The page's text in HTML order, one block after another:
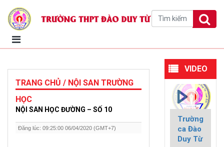
TRANG CHỦ / NỘI SAN TRƯỜNG
HỌC
NỘI SAN HỌC ĐƯỜNG – SỐ 10
Đăng lúc: 09:25:00 06/04/2020 (GMT+7)
VIDEO
Trường
ca Đào
Duy Từ